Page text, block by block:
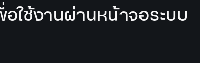
ใช้งานผ่านหน้าจอระบบ